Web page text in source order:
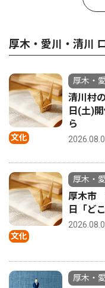
厚木・愛川・清川
文化
厚木・
清川村
日(土)
ら
文化
厚木・
厚木市
日「ど
厚木・